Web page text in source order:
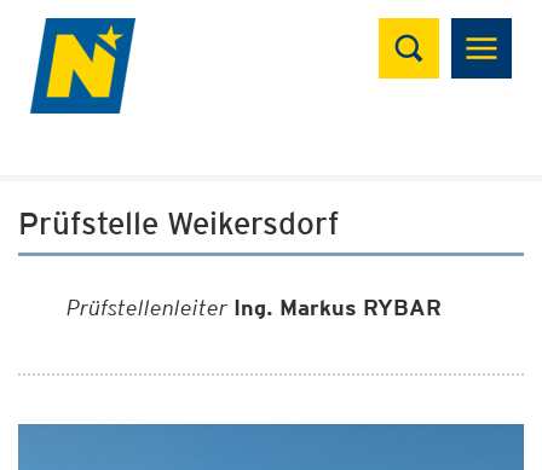
Suchen
Prüfstelle Weikersdorf
Prüfstellenleiter Ing. Markus RYBAR